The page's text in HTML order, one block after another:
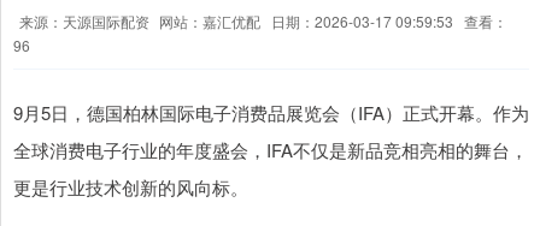
来源：天源国际配资 网站：嘉汇优配 日期：2026-03-17 09:59:53 查看：
96
9月5日，德国柏林国际电子消费品展览会（IFA）正式开幕。作为
全球消费电子行业的年度盛会，IFA不仅是新品竞相亮相的舞台，
更是行业技术创新的风向标。